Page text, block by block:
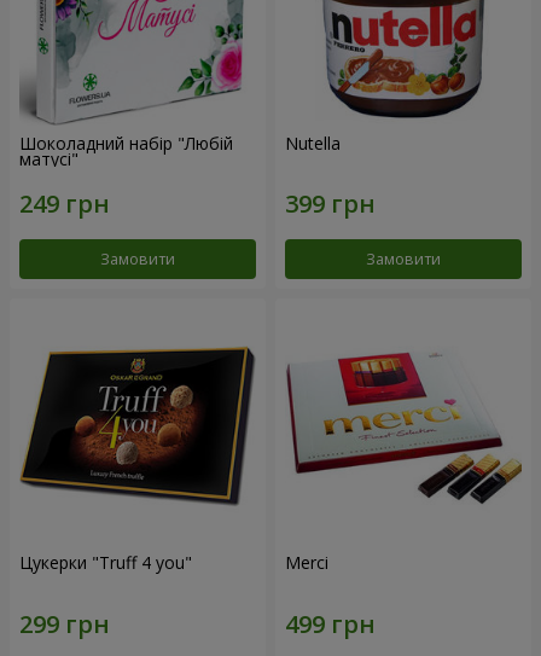
Шоколадний набір "Любій
матусі"
Замовити
Nutella
Замовити
Цукерки "Truff 4 you" Merci